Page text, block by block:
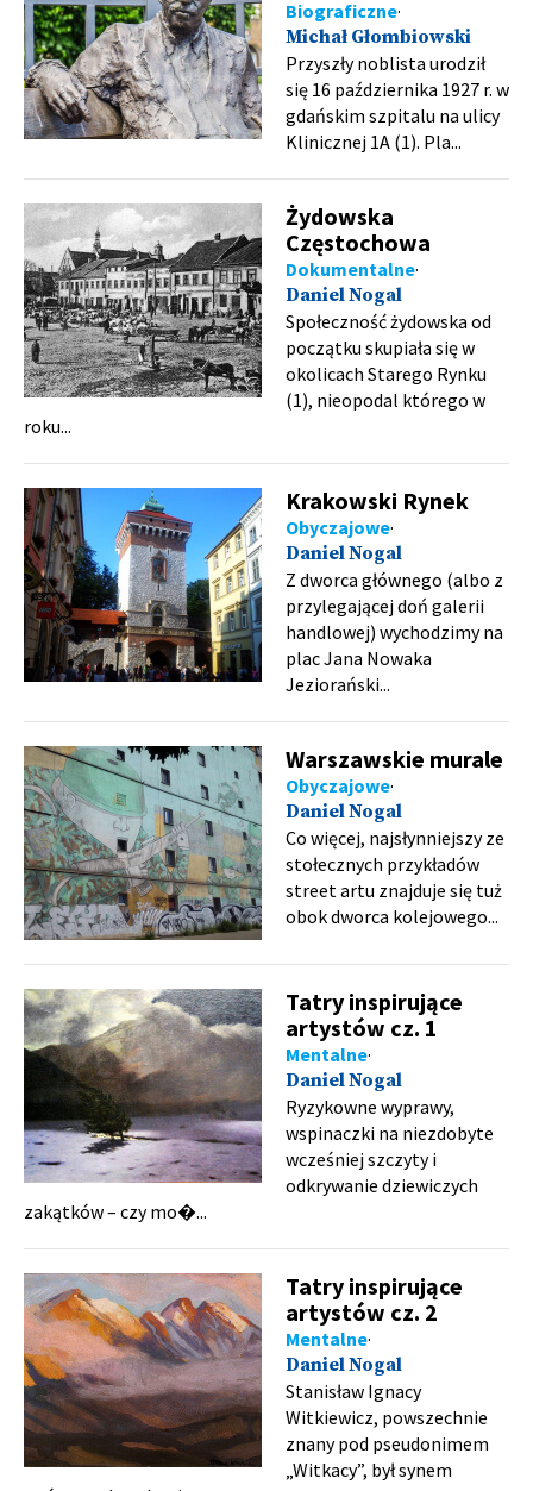
Biograficzne
Michał Głombiowski
Przyszły noblista urodził
się 16 października 1927 r. w
gdańskim szpitalu na ulicy
Klinicznej 1A (1). Pla...
Żydowska
Częstochowa
Dokumentalne
Daniel Nogal
Społeczność żydowska od
początku skupiała się w
okolicach Starego Rynku
(1), nieopodal którego w
roku...
Krakowski Rynek
Obyczajowe
Daniel Nogal
Z dworca głównego (albo z
przylegającej doń galerii
handlowej) wychodzimy na
plac Jana Nowaka
Jeziorański...
Warszawskie murale
Obyczajowe
Daniel Nogal
Co więcej, najsłynniejszy ze
stołecznych przykładów
street artu znajduje się tuż
obok dworca kolejowego...
Tatry inspirujące
artystów cz. 1
Mentalne
Daniel Nogal
Ryzykowne wyprawy,
wspinaczki na niezdobyte
wcześniej szczyty i
odkrywanie dziewiczych
zakątków – czy mo�...
Tatry inspirujące
artystów cz. 2
Mentalne
Daniel Nogal
Stanisław Ignacy
Witkiewicz, powszechnie
znany pod pseudonimem
„Witkacy”, był synem